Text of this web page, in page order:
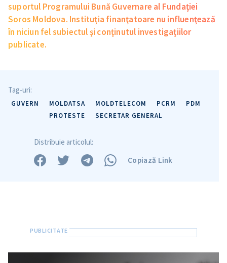
suportul Programului Bună Guvernare al Fundaţiei
Soros Moldova. Instituţia finanţatoare nu influenţează
în niciun fel subiectul şi conţinutul investigaţiilor
publicate.
Tag-uri:
GUVERN MOLDATSA MOLDTELECOM PCRM
PDM
PROTESTE
SECRETAR GENERAL
Distribuie articolul:
Copiază Link